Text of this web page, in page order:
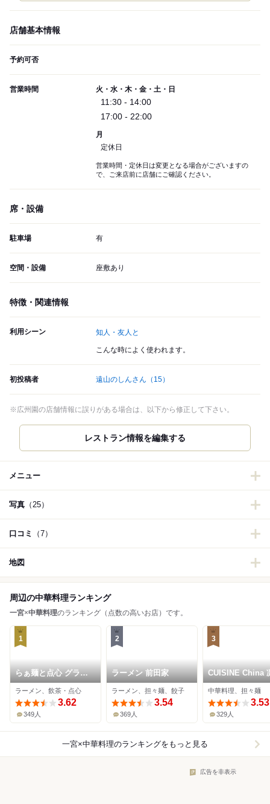
店舗基本情報
予約可否
営業時間 火・水・木・金・土・日
11:30 - 14:00
17:00 - 22:00
月
定休日
営業時間・定休日は変更となる場合がございますの
で、ご来店前に店舗にご確認ください。
席・設備
駐車場 有
空間・設備 座敷あり
特徴・関連情報
利用シーン 知人・友人と
こんな時によく使われます。
初投稿者 遠山のしんさん （15）
※広州園の店舗情報に誤りがある場合は、以下から修正して下さい。
メニュー
写真 （25）
口コミ （7）
地図
周辺の中華料理ランキング
一宮×中華料理のランキング（点数の高いお店）です。
1
らぁ麺と点心 グラフ
ミ
ラーメン、飲茶・点心
3.62
349人
2
ラーメン 前田家
ラーメン、担々麺、餃子
3.54
369人
3
CUISINE China
中華料理、担々麺
3.53
329人
一宮×中華料理のランキングをもっと見る
広告を非表示